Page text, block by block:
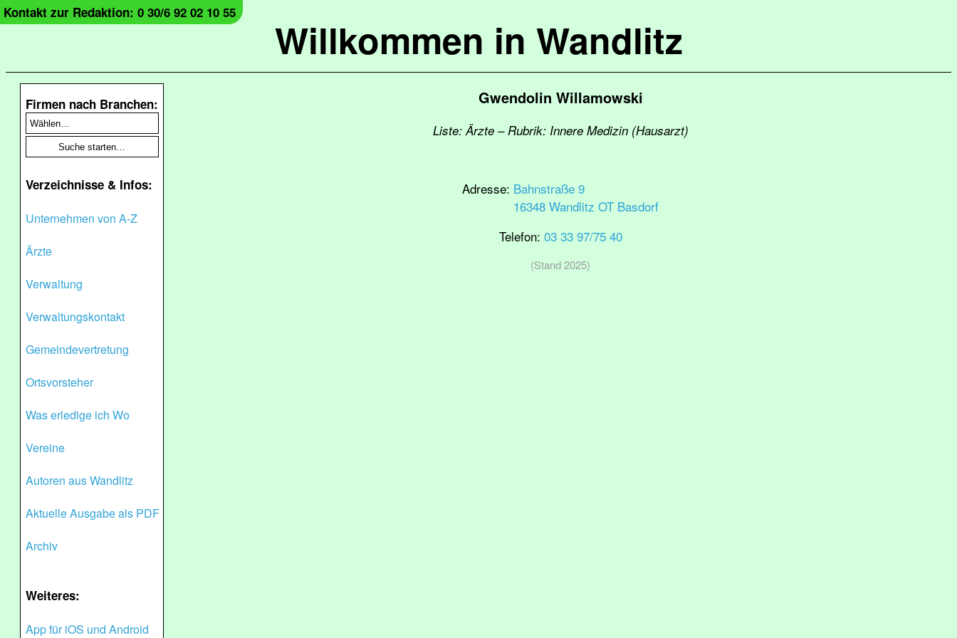
Willkommen in Wandlitz
Kontakt zur Redaktion: 0 30/6 92 02 10 55
Firmen nach Branchen:
Verzeichnisse & Infos:
Unternehmen von A-Z
Ärzte
Verwaltung
Verwaltungskontakt
Gemeindevertretung
Ortsvorsteher
Was erledige ich Wo
Vereine
Autoren aus Wandlitz
Aktuelle Ausgabe als PDF
Archiv
Weiteres:
App für iOS und Android
Gwendolin Willamowski
Liste: Ärzte – Rubrik: Innere Medizin (Hausarzt)
Adresse: Bahnstraße 9
16348 Wandlitz OT Basdorf
Telefon: 03 33 97/75 40
(Stand 2025)